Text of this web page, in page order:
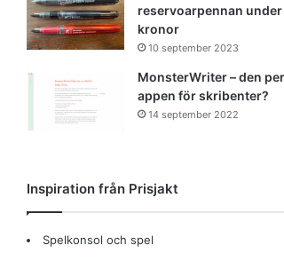
reservoarpennan
kronor
10 september 2023
MonsterWriter – den
appen för skribenter?
14 september 2022
Inspiration från Prisjakt
Spelkonsol och spel